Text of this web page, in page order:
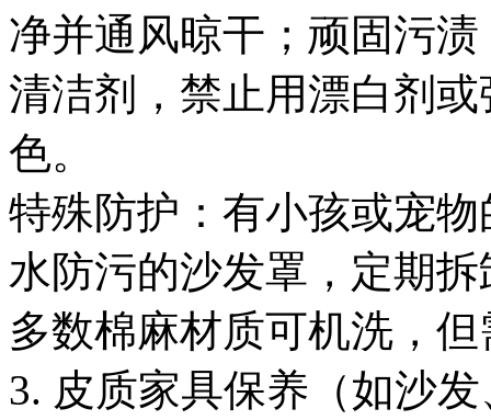
净并通风晾干；顽固污
清洁剂，禁止用漂白剂
色。
特殊防护：有小孩或宠
水防污的沙发罩，定期
多数棉麻材质可机洗，
3. 皮质家具保养（如沙